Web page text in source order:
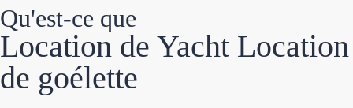
Qu'est-ce que
Location de Yacht Location
de goélette